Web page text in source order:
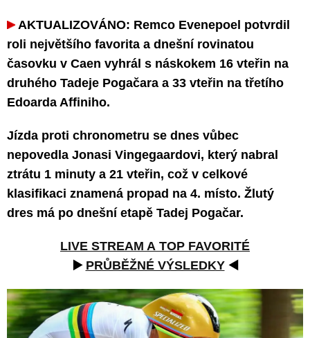
AKTUALIZOVÁNO: Remco Evenepoel potvrdil
roli největšího favorita a dnešní rovinatou
časovku v Caen vyhrál s náskokem 16 vteřin na
druhého Tadeje Pogačara a 33 vteřin na třetího
Edoarda Affiniho.
Jízda proti chronometru se dnes vůbec
nepovedla Jonasi Vingegaardovi, který nabral
ztrátu 1 minuty a 21 vteřin, což v celkové
klasifikaci znamená propad na 4. místo. Žlutý
dres má po dnešní etapě Tadej Pogačar.
LIVE STREAM A TOP FAVORITÉ
▶️ PRŮBĚŽNÉ VÝSLEDKY◀️